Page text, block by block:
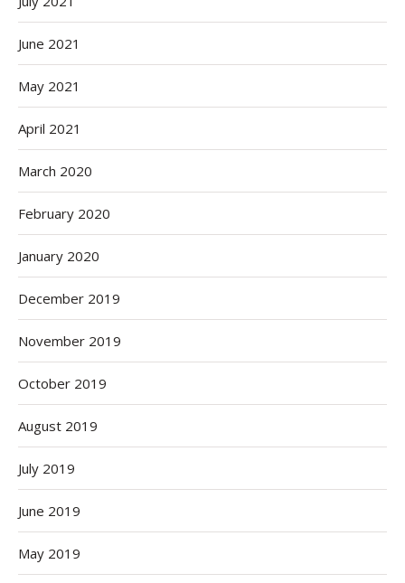
June 2021
May 2021
April 2021
March 2020
February 2020
January 2020
December 2019
November 2019
October 2019
August 2019
July 2019
June 2019
May 2019